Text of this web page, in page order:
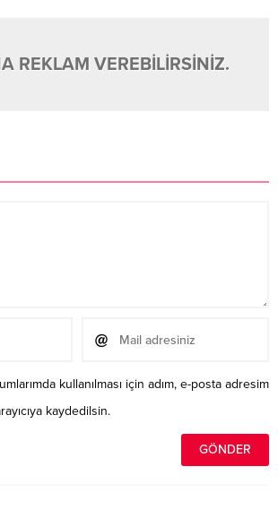
REKLAM VEREBİLİRSİNİZ.
kullanılması için adım, e-posta adresim
kaydedilsin.